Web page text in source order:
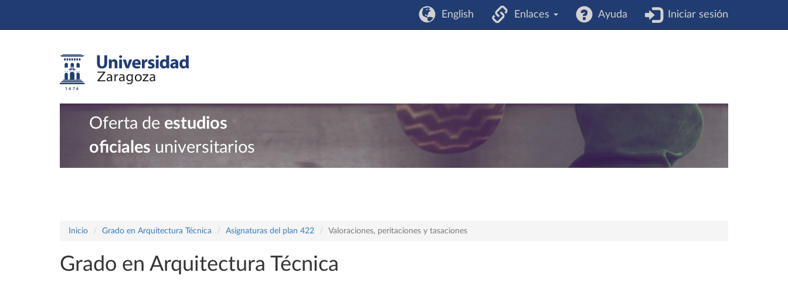
English Enlaces Ayuda Iniciar sesión
Oferta de estudios
oficiales universitarios
Inicio Grado en Arquitectura Técnica Asignaturas del plan 422 Valoraciones, peritaciones y tasaciones
Grado en Arquitectura Técnica